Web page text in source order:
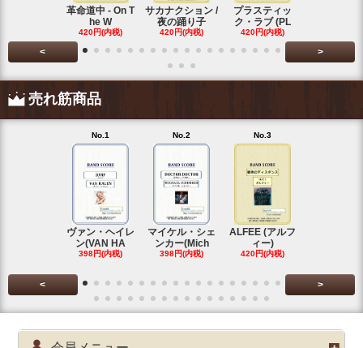
革命道中 - On T
he W
420円(内税)
サカナクション /
夜の踊り子
420円(内税)
プラスティッ
ク・ラブ (PL
420円(内税)
< >
売れ筋商品
No.1
ヴァン・ヘイレ
ン(VAN HA
398円(内税)
No.2
マイケル・シェ
ンカー(Mich
398円(内税)
No.3
ALFEE (アルフ
ィー)
420円(内税)
< >